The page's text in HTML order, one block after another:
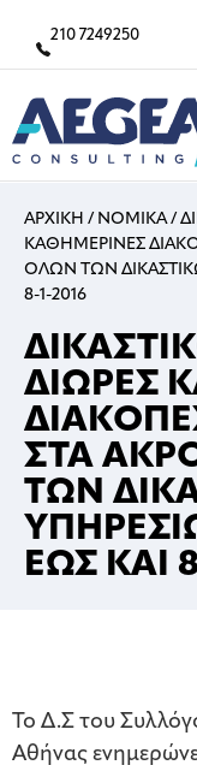
210 7249250
ΑΡΧΙΚΗ / ΝΟΜΙΚΑ/
ΚΑΘΗΜΕΡΙΝΕΣ
ΟΛΩΝ ΤΩΝ
8-1-2016
ΔΙΩΡΕΣ
ΣΤΑ
ΤΩΝ
ΕΩΣ ΚΑΙ
To Δ.Σ του
Αθήνας